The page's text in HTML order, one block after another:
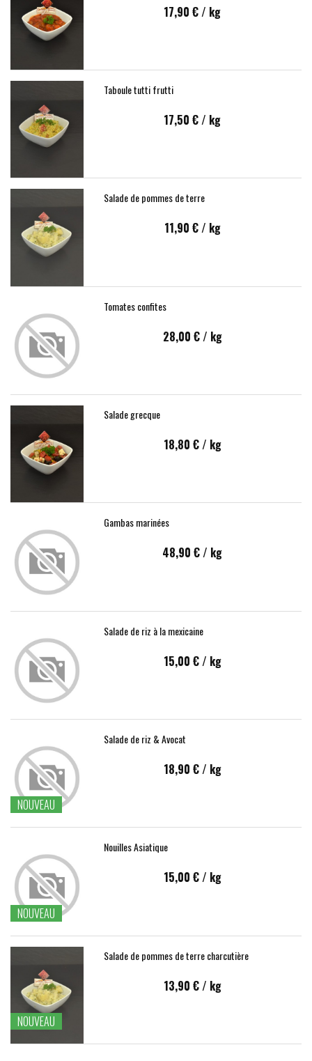
17,90 € / kg
Taboule tutti frutti
17,50 €/ kg
Salade de pommes de terre
11,90 €/ kg
Tomates confites
28,00 €/ kg
Salade grecque
18,80 €/ kg
Gambas marinées
48,90 €/ kg
Salade de riz à la mexicaine
15,00 €/ kg
NOUVEAU
Salade de riz & Avocat
18,90 €/ kg
NOUVEAU
Nouilles Asiatique
15,00 €/ kg
NOUVEAU
Salade de pommes de terre charcutière
13,90 €/ kg